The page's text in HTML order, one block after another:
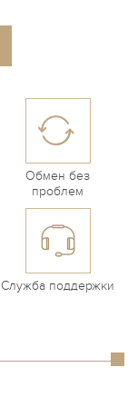
Обмен без
проблем
Служба поддержки